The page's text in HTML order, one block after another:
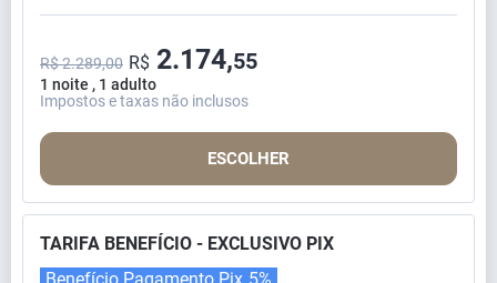
1 noite , 1 adulto
R$ 2.289,00 R$ 2.174,55
Impostos e taxas não inclusos
ESCOLHER
TARIFA BENEFÍCIO - EXCLUSIVO PIX